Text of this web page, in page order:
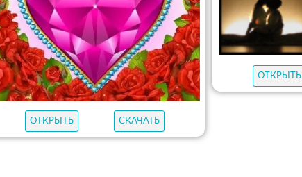
ОТКРЫТЬ СКАЧАТЬ
ОТКРЫТЬ